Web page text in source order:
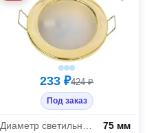
233 ₽424 ₽
Под заказ
75 мм